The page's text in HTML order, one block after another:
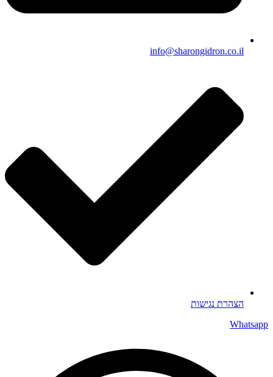
info@sharongidron.co.il
הצהרת נגישות
Whatsapp